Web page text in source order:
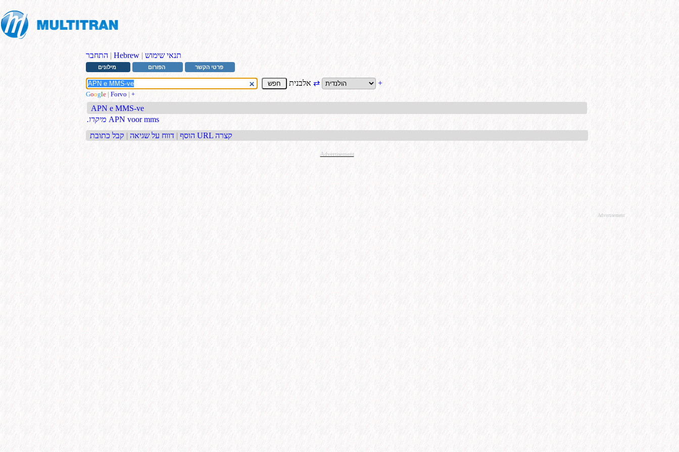
התחבר | Hebrew | תנאי שימוש
מילונים הפורום פרטי הקשר
⇄ +
Google | Forvo | +
APN e MMS-ve
.מיקרו APN voor mms
הוסף | דווח על שגיאה | קבל כתובת URL קצרה
Advertisement
Advertisement